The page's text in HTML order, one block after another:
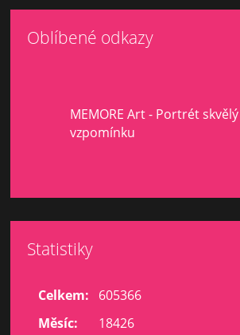
Oblíbené odkazy
MEMORE Art - Portrét
vzpomínku
Statistiky
Celkem:
605366
Měsíc:
18426